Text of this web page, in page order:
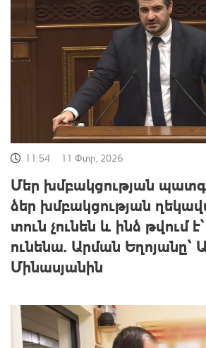
11:54 11 Փտր, 2026
Մեր խմբակցության
ձեր խմբակցության
տուն չունեն և ինձ թվում
ունենա. Արման Եղոյանը՝
Մինասյանին